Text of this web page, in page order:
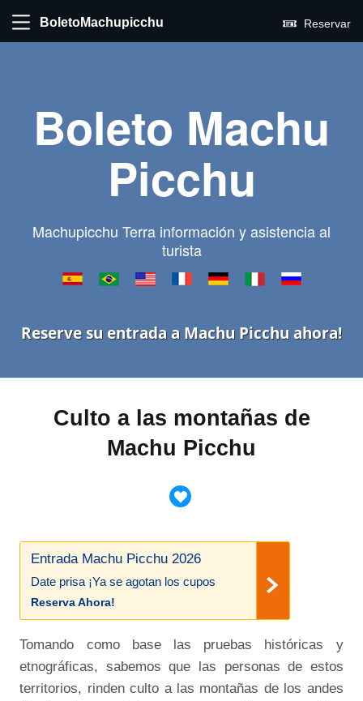
BoletoMachupicchu Reservar
Boleto Machu
Picchu
Machupicchu Terra información y asistencia al
turista
Reserve su entrada a Machu Picchu ahora!
Culto a las montañas de
Machu Picchu
Entrada Machu Picchu 2026
Date prisa ¡Ya se agotan los cupos
Reserva Ahora!
Tomando como base las pruebas históricas y
etnográficas, sabemos que las personas de estos
territorios, rinden culto a las montañas de los andes